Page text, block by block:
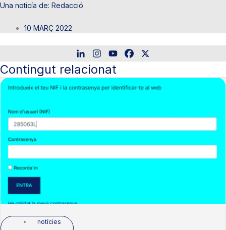
Redacció
10 MARÇ 2022
Contingut relacionat
notícies